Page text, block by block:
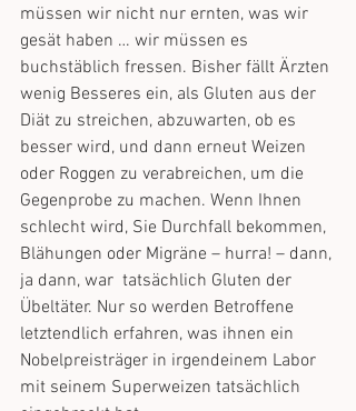
müssen wir nicht nur ernten, was wir
gesät haben … wir müssen es
buchstäblich fressen. Bisher fällt Ärzten
wenig Besseres ein, als Gluten aus der
Diät zu streichen, abzuwarten, ob es
besser wird, und dann erneut Weizen
oder Roggen zu verabreichen, um die
Gegenprobe zu machen. Wenn Ihnen
schlecht wird, Sie Durchfall bekommen,
Blähungen oder Migräne – hurra! – dann,
ja dann, war  tatsächlich Gluten der
Übeltäter. Nur so werden Betroffene
letztendlich erfahren, was ihnen ein
Nobelpreisträger in irgendeinem Labor
mit seinem Superweizen tatsächlich